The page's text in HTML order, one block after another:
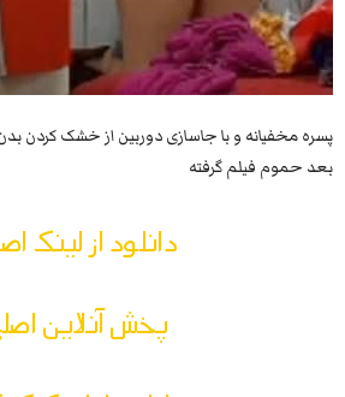
پسره مخفیانه و با جاسازی دوربین از خشک کردن
بعد حموم فیلم گرفته
دانلود از لینک
پخش آنلاین